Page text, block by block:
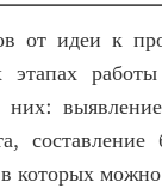
от идеи к
этапах
которых